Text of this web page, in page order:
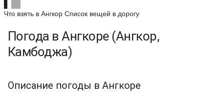
Что взять в Ангкор Список вещей в дорогу
Погода в Ангкоре (Ангкор,
Камбоджа)
Описание погоды в Ангкоре